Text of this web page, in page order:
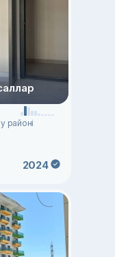
районі
2024